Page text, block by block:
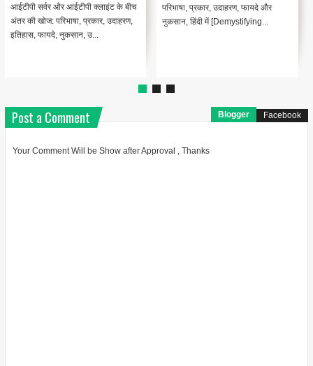
आईटीपी सर्वर और आईटीपी क्लाइंट के बीच
अंतर की खोज: परिभाषा, प्रकार, उदाहरण,
इतिहास, फायदे, नुकसान, उ...
परिभाषा, प्रकार, उदाहरण, फायदे और
नुकसान, हिंदी में [Demystifying...
Post a Comment Blogger Facebook
Your Comment Will be Show after Approval , Thanks